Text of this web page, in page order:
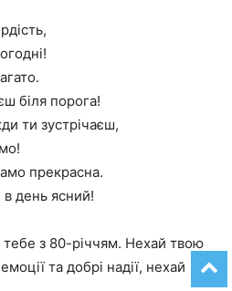
біля порога!
ти зустрічаєш,
прекрасна.
день ясний!
з 80-річчям. Нехай твою
та добрі надії, нехай